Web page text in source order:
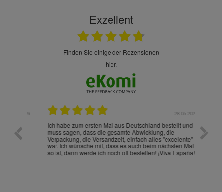
Exzellent
finden Sie einige der Rezensionen
hier.
28.05.2026
Ich habe zum ersten Mal aus Deutschland bestellt und
muss sagen, dass die gesamte Abwicklung, die
Verpackung, die Versandzeit, einfach alles "excelente"
war. Ich wünsche mit, dass es auch beim nächsten Mal
so ist, dann werde ich noch oft bestellen! ¡Viva España!
Die
gut
ist